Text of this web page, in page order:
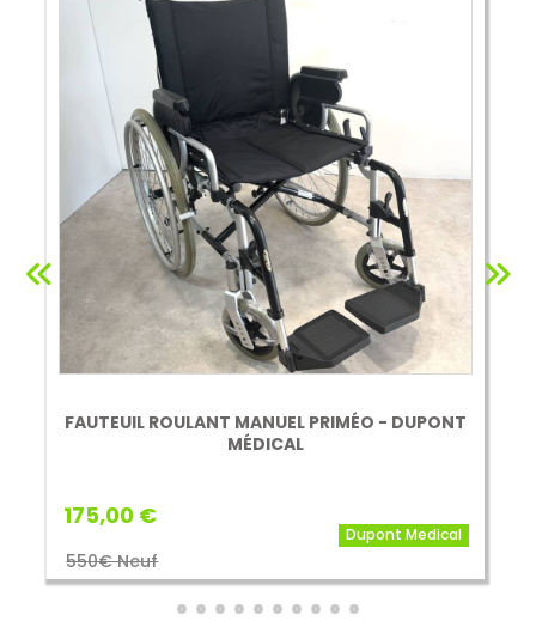
FAUTEUIL ROULANT MANUEL PRIMÉO - DUPONT
MÉDICAL
175,00 €
550€ Neuf
Dupont Medical